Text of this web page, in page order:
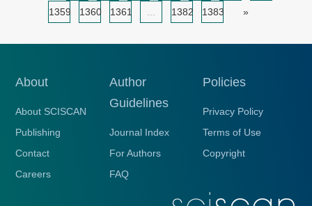
1359
1360 1361 1382 1383 »
About
About SCISCAN
Publishing
Contact
Careers
Author
Guidelines
Journal Index
For Authors
FAQ
Policies
Privacy Policy
Terms of Use
Copyright